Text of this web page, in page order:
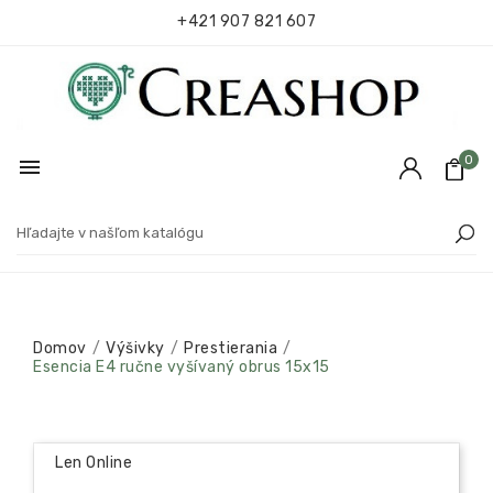
+421 907 821 607
 0
Domov Výšivky
Prestierania
Esencia E4 ručne vyšívaný obrus 15x15
Len Online